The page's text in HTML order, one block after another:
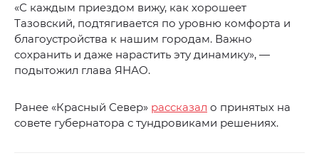
«С каждым приездом вижу, как хорошеет
Тазовский, подтягивается по уровню комфорта и
благоустройства к нашим городам. Важно
сохранить и даже нарастить эту динамику», —
подытожил глава ЯНАО.
Ранее «Красный Север» рассказал о принятых на
совете губернатора с тундровиками решениях.